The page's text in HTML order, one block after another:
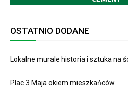
OSTATNIO DODANE
Lokalne murale historia i sztuka na
Plac 3 Maja okiem mieszkańców